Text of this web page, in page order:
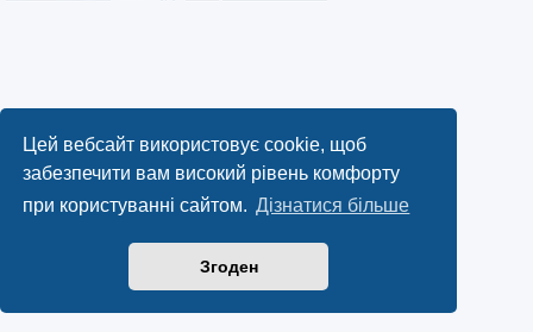
Цей вебсайт використовує cookie, щоб
забезпечити вам високий рівень комфорту
при користуванні сайтом. Дізнатися більше
Згоден